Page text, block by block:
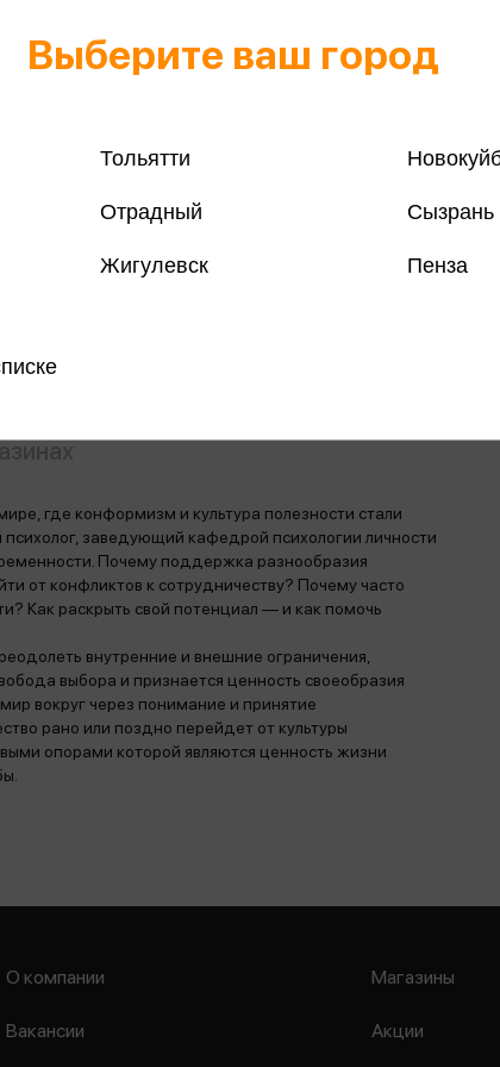
Все книги
где конформизм и культура полезности стали
заведующий кафедрой психологии личности
Почему поддержка разнообразия
от конфликтов к сотрудничеству? Почему часто
Как раскрыть свой потенциал — ​и как помочь
внутренние и внешние ограничения,
выбора и признается ценность своеобразия
вокруг через понимание и принятие
рано или поздно перейдет от культуры
опорами которой являются ценность жизни
Выберите ваш город
Тольятти
Отрадный Сызрань
Жигулевск Пенза
О компании
Вакансии
Магазины
Акции